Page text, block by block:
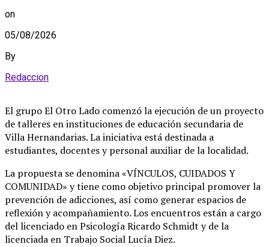
on
05/08/2026
By
Redaccion
El grupo El Otro Lado comenzó la ejecución de un proyecto
de talleres en instituciones de educación secundaria de
Villa Hernandarias. La iniciativa está destinada a
estudiantes, docentes y personal auxiliar de la localidad.
La propuesta se denomina «VÍNCULOS, CUIDADOS Y
COMUNIDAD» y tiene como objetivo principal promover la
prevención de adicciones, así como generar espacios de
reflexión y acompañamiento. Los encuentros están a cargo
del licenciado en Psicología Ricardo Schmidt y de la
licenciada en Trabajo Social Lucía Diez.